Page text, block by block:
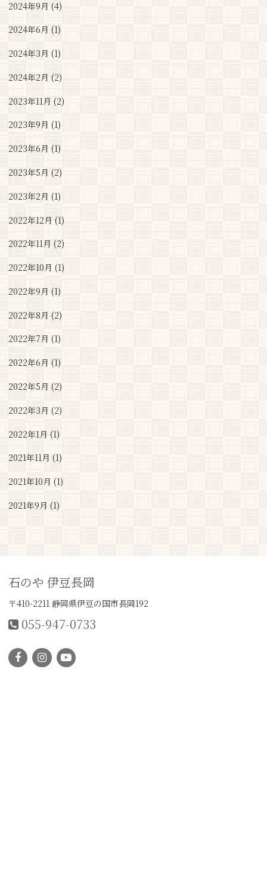
2024年9月 (4)
2024年6月 (1)
2024年3月 (1)
2024年2月 (2)
2023年11月 (2)
2023年9月 (1)
2023年6月 (1)
2023年5月 (2)
2023年2月 (1)
2022年12月 (1)
2022年11月 (2)
2022年10月 (1)
2022年9月 (1)
2022年8月 (2)
2022年7月 (1)
2022年6月 (1)
2022年5月 (2)
2022年3月 (2)
2022年1月 (1)
2021年11月 (1)
2021年10月 (1)
2021年9月 (1)
石のや 伊豆長岡
〒410-2211 静岡県伊豆の国市長岡192
055-947-0733